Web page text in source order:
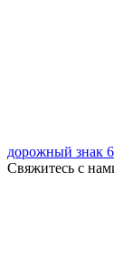
дорожный знак
Свяжитесь с